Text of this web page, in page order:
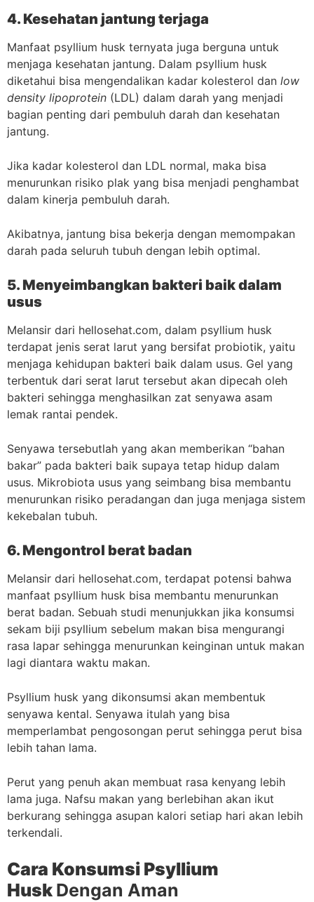
4. Kesehatan jantung terjaga
Manfaat psyllium husk ternyata juga berguna untuk
menjaga kesehatan jantung. Dalam psyllium husk
diketahui bisa mengendalikan kadar kolesterol dan low
density lipoprotein (LDL) dalam darah yang menjadi
bagian penting dari pembuluh darah dan kesehatan
jantung.
Jika kadar kolesterol dan LDL normal, maka bisa
menurunkan risiko plak yang bisa menjadi penghambat
dalam kinerja pembuluh darah.
Akibatnya, jantung bisa bekerja dengan memompakan
darah pada seluruh tubuh dengan lebih optimal.
5. Menyeimbangkan bakteri baik dalam
usus
Melansir dari hellosehat.com, dalam psyllium husk
terdapat jenis serat larut yang bersifat probiotik, yaitu
menjaga kehidupan bakteri baik dalam usus. Gel yang
terbentuk dari serat larut tersebut akan dipecah oleh
bakteri sehingga menghasilkan zat senyawa asam
lemak rantai pendek.
Senyawa tersebutlah yang akan memberikan “bahan
bakar” pada bakteri baik supaya tetap hidup dalam
usus. Mikrobiota usus yang seimbang bisa membantu
menurunkan risiko peradangan dan juga menjaga sistem
kekebalan tubuh.
6. Mengontrol berat badan
Melansir dari hellosehat.com, terdapat potensi bahwa
manfaat psyllium husk bisa membantu menurunkan
berat badan. Sebuah studi menunjukkan jika konsumsi
sekam biji psyllium sebelum makan bisa mengurangi
rasa lapar sehingga menurunkan keinginan untuk makan
lagi diantara waktu makan.
Psyllium husk yang dikonsumsi akan membentuk
senyawa kental. Senyawa itulah yang bisa
memperlambat pengosongan perut sehingga perut bisa
lebih tahan lama.
Perut yang penuh akan membuat rasa kenyang lebih
lama juga. Nafsu makan yang berlebihan akan ikut
berkurang sehingga asupan kalori setiap hari akan lebih
terkendali.
Cara Konsumsi Psyllium
Husk Dengan Aman